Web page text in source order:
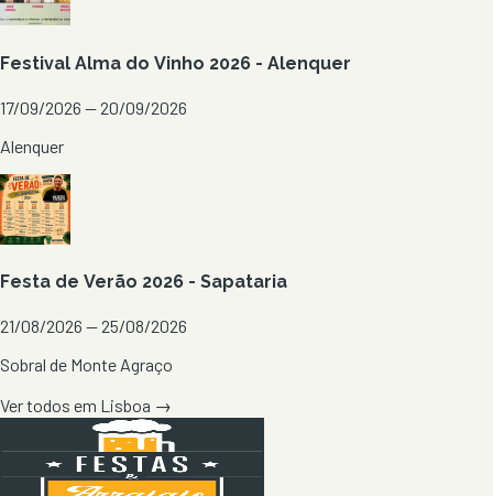
Festival Alma do Vinho 2026 - Alenquer
17/09/2026 — 20/09/2026
Alenquer
Festa de Verão 2026 - Sapataria
21/08/2026 — 25/08/2026
Sobral de Monte Agraço
Ver todos em Lisboa →